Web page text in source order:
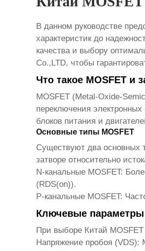
В данном руководстве
характеристик до
качества и выбору
Co.,LTD, чтобы
Что такое MOSFET и
MOSFET (Metal-Oxide-
переключения
блоков питания и
Основные типы MOSFET
Существуют два основных
затворе относительно
N-канальные MOSFET:
(RDS(on)).
P-канальные MOSFET:
Ключевые параметры
При выборе Китай
Напряжение пробоя (VDS):